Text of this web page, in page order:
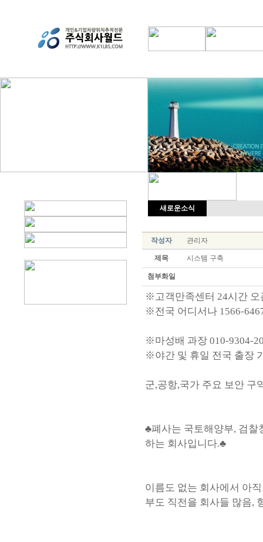
새로운소식
작성자 관리자
제목 시스템 구축
첨부화일
※고객만족센터 24시간
※전국 어디서나 1566-
※마성배 과장 010-9304-
※야간 및 휴일 전국 출장
군,공항,국가 주요 보안 구
♣폐사는 국토해양부, 검찰
하는 회사입니다.♣
이름도 없는 회사에서 아
부도 직전을 회사들 많음,